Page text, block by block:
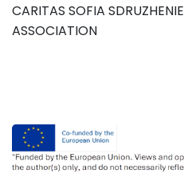
CARITAS SOFIA
ASSOCIATION